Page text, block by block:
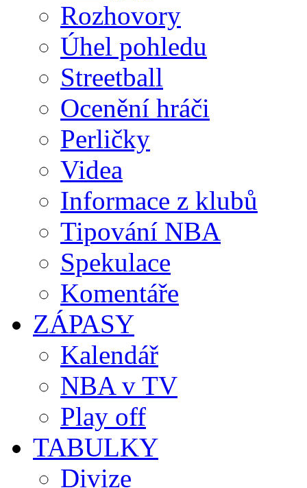
Rozhovory
Úhel pohledu
Streetball
Ocenění hráči
Perličky
Videa
Informace z klubů
Tipování NBA
Spekulace
Komentáře
ZÁPASY
Kalendář
NBA v TV
Play off
TABULKY
Divize